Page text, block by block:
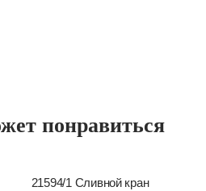
понравиться
21594/1 Сливной кран